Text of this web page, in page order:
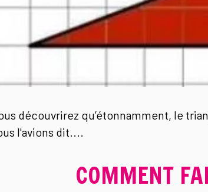
découvrirez qu’étonnamment, le
l'avions dit....
COMMENT